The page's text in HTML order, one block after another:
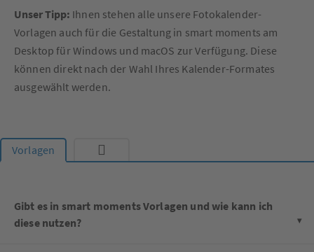
Unser Tipp: Ihnen stehen alle unsere Fotokalender-
Vorlagen auch für die Gestaltung in smart moments am
Desktop für Windows und macOS zur Verfügung. Diese
können direkt nach der Wahl Ihres Kalender-Formates
ausgewählt werden.
Vorlagen
Gibt es in smart moments Vorlagen und wie kann ich
diese nutzen?